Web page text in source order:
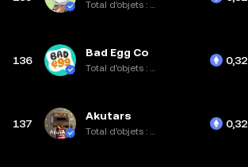
Total d’objets : 1,3K
136
Bad Egg Co
Total d’objets : 1,5K
0,32
137
Akutars
Total d’objets : 15K
0,32